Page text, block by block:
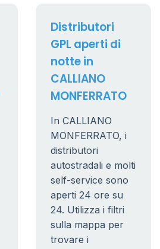
Distributori
GPL aperti di
notte in
CALLIANO
MONFERRATO
In CALLIANO
MONFERRATO, i
distributori
autostradali e molti
self-service sono
aperti 24 ore su
24. Utilizza i filtri
sulla mappa per
trovare i